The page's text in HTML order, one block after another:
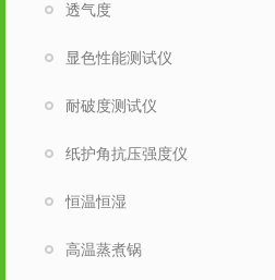
透气度
显色性能测试仪
耐破度测试仪
纸护角抗压强度仪
恒温恒湿
高温蒸煮锅